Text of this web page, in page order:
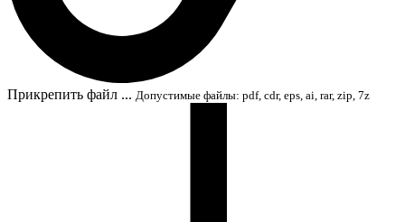
Прикрепить файл ... Допустимые файлы: pdf, cdr, eps, ai, rar, zip, 7z